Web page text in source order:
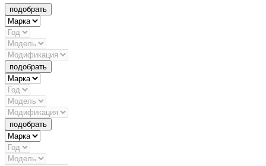
подобрать
подобрать
подобрать